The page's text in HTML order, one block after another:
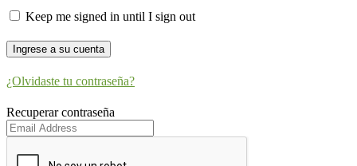
Keep me signed in until I sign out
¿Olvidaste tu contraseña?
Recuperar contraseña